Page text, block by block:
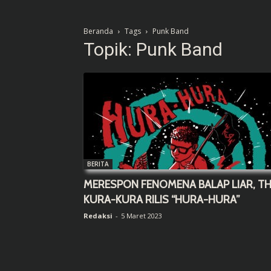
Beranda Tags Punk Band
Topik: Punk Band
BERITA
MERESPON FENOMENA BALAP LIAR,
KURA-KURA RILIS “HURA-HURA”
Redaksi - 5 Maret 2023